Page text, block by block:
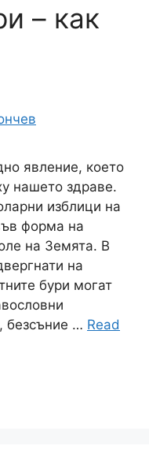
– как
явление, което
нашето здраве.
изблици на
форма на
на Земята. В
на
бури могат
безсъние … Read